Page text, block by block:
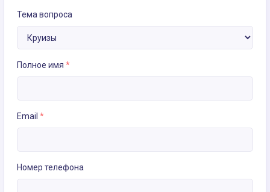
Тема вопроса
Полное имя *
Email *
Номер телефона